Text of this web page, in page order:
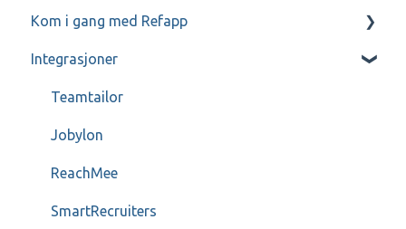
Kommunikasjon med referanser og kandidater
Forespørsler til referanser
Kom i gang med Refapp
Mitt Refapp
Integrasjoner
Teamtailor
Jobylon
ReachMee
SmartRecruiters